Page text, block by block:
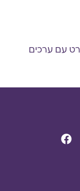
עם ערכים